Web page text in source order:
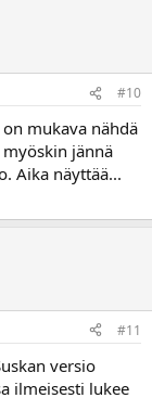
#10
mukava nähdä
jännä
Aika näyttää...
#11
versio
ilmeisesti lukee